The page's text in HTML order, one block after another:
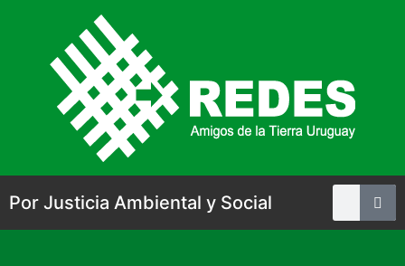
Por Justicia Ambiental y Social